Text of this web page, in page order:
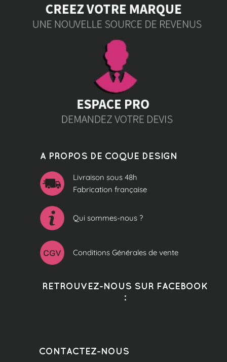
A PROPOS DE COQUE DESIGN
Livraison sous 48h
Fabrication française
Qui sommes-nous ?
Conditions Générales de vente
RETROUVEZ-NOUS SUR FACEBOOK
:
CONTACTEZ-NOUS